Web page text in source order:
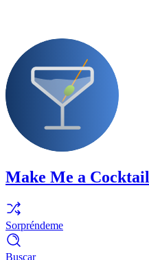
Make Me a Cocktail
Sorpréndeme
Buscar